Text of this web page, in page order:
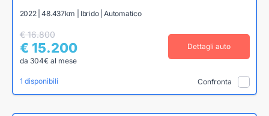
2022 | 48.437km | Ibrido | Automatico
€ 16.800
€ 15.200
da 304€ al mese
Dettagli auto
1 disponibili Confronta